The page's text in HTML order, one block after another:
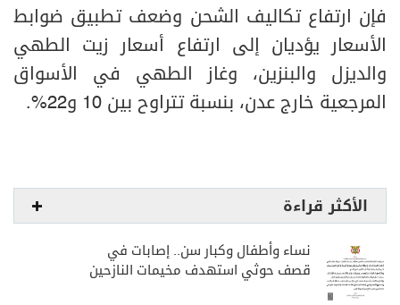
فإن ارتفاع تكاليف الشحن وضعف تطبيق ضوابط
الأسعار يؤديان إلى ارتفاع أسعار زيت الطهي
والديزل والبنزين، وغاز الطهي في الأسواق
المرجعية خارج عدن، بنسبة تتراوح بين 10 و22%.
الأكثر قراءة
نساء وأطفال وكبار سن.. إصابات في
قصف حوثي استهدف مخيمات النازحين